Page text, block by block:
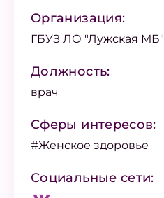
Организация:
ГБУЗ ЛО "Лужская МБ"
Должность:
врач
Сферы интересов:
#Женское здоровье
Социальные сети: